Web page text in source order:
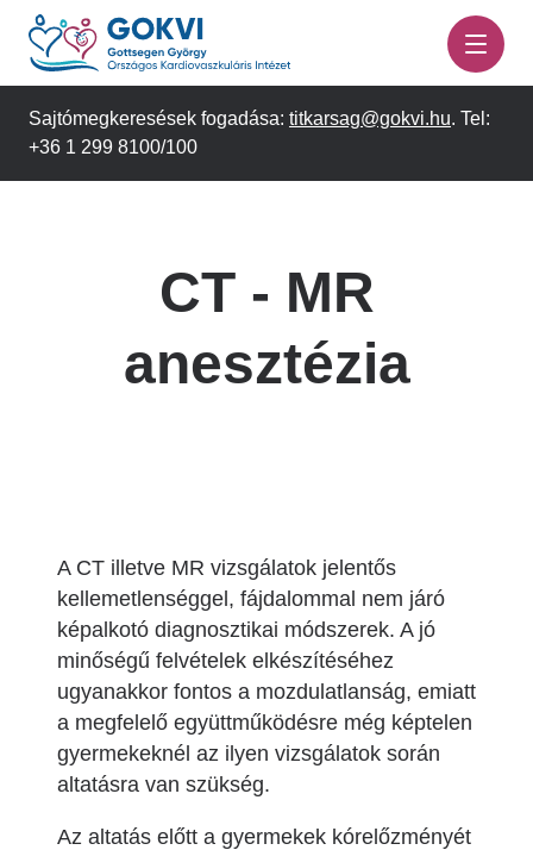
Ugrás
tartalomra
Sajtómegkeresések fogadása: titkarsag@gokvi.hu. Tel:
+36 1 299 8100/100
CT - MR
anesztézia
A CT illetve MR vizsgálatok jelentős
kellemetlenséggel, fájdalommal nem járó
képalkotó diagnosztikai módszerek. A jó
minőségű felvételek elkészítéséhez
ugyanakkor fontos a mozdulatlanság, emiatt
a megfelelő együttműködésre még képtelen
gyermekeknél az ilyen vizsgálatok során
altatásra van szükség.
Az altatás előtt a gyermekek kórelőzményét